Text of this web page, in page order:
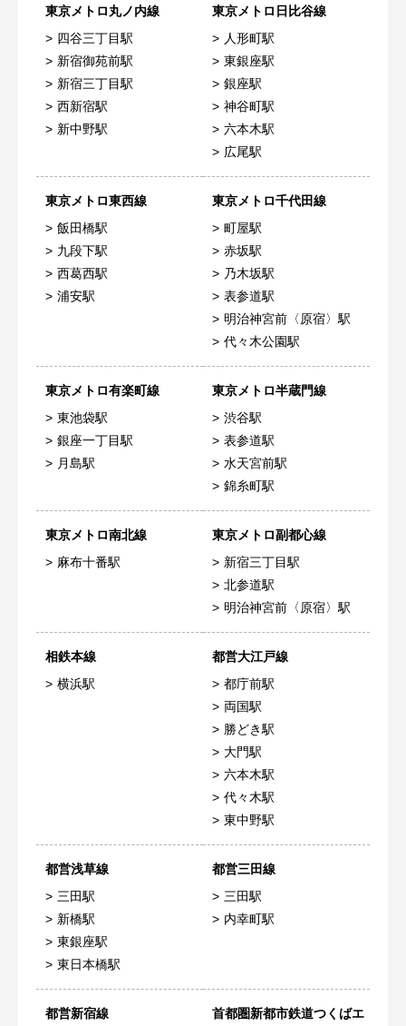
東京メトロ丸ノ内線
四谷三丁目駅
新宿御苑前駅
新宿三丁目駅
西新宿駅
新中野駅
東京メトロ日比谷線
人形町駅
東銀座駅
銀座駅
神谷町駅
六本木駅
広尾駅
東京メトロ東西線
飯田橋駅
九段下駅
西葛西駅
浦安駅
東京メトロ千代田線
町屋駅
赤坂駅
乃木坂駅
表参道駅
明治神宮前〈原宿〉駅
代々木公園駅
東京メトロ有楽町線
東池袋駅
銀座一丁目駅
月島駅
東京メトロ半蔵門線
渋谷駅
表参道駅
水天宮前駅
錦糸町駅
東京メトロ南北線
麻布十番駅
東京メトロ副都心線
新宿三丁目駅
北参道駅
明治神宮前〈原宿〉駅
相鉄本線
横浜駅
都営大江戸線
都庁前駅
両国駅
勝どき駅
大門駅
六本木駅
代々木駅
東中野駅
都営浅草線
三田駅
新橋駅
東銀座駅
東日本橋駅
都営三田線
三田駅
内幸町駅
都営新宿線
首都圏新都市鉄道つくばエ